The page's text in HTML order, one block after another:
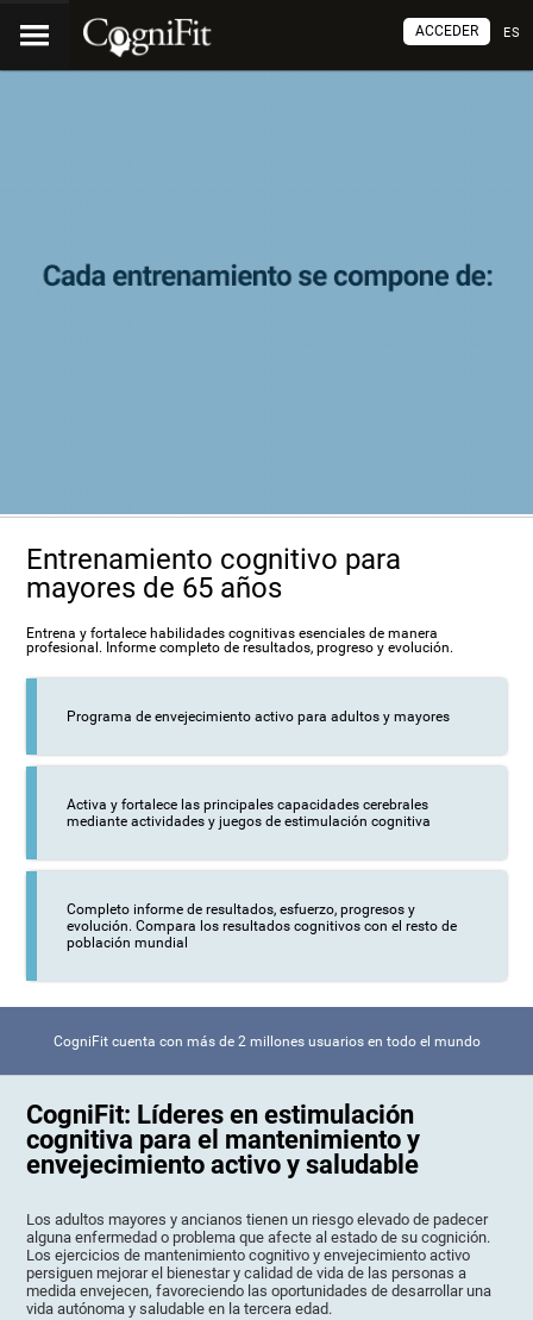
ES
ACCEDER
Entrenamiento cognitivo para
mayores de 65 años
Entrena y fortalece habilidades cognitivas esenciales de manera
profesional. Informe completo de resultados, progreso y evolución.
Programa de envejecimiento activo para adultos y mayores
Activa y fortalece las principales capacidades cerebrales
mediante actividades y juegos de estimulación cognitiva
Completo informe de resultados, esfuerzo, progresos y
evolución. Compara los resultados cognitivos con el resto de
población mundial
CogniFit cuenta con más de 2 millones usuarios en todo el mundo
CogniFit: Líderes en estimulación
cognitiva para el mantenimiento y
envejecimiento activo y saludable
Los adultos mayores y ancianos tienen un riesgo elevado de padecer
alguna enfermedad o problema que afecte al estado de su cognición.
Los ejercicios de mantenimiento cognitivo y envejecimiento activo
persiguen mejorar el bienestar y calidad de vida de las personas a
medida envejecen, favoreciendo las oportunidades de desarrollar una
vida autónoma y saludable en la tercera edad.